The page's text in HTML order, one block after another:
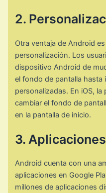
2.
Otra ventaja de Android
personalización. Los
dispositivo Android de
el fondo de pantalla hasta
personalizadas. En iOS,
cambiar el fondo de
en la pantalla de inicio.
3. Aplicaciones
Android cuenta con una
aplicaciones en Google
millones de aplicaciones